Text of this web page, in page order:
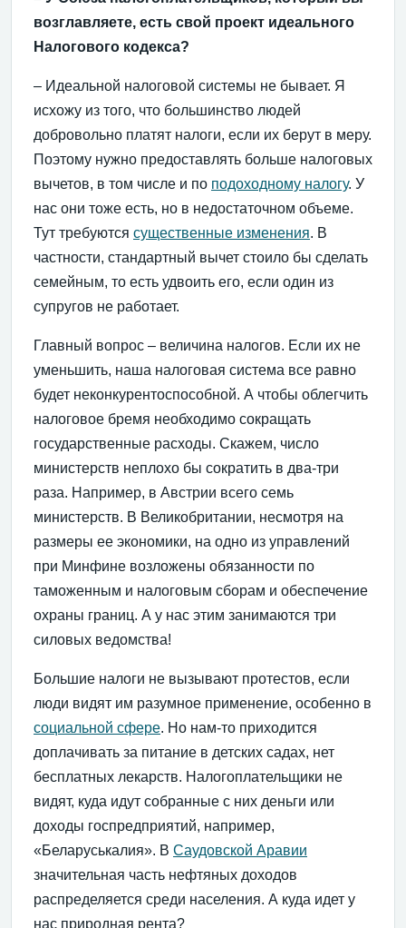
возглавляете, есть свой проект идеального
Налогового кодекса?
– Идеальной налоговой системы не бывает. Я
исхожу из того, что большинство людей
добровольно платят налоги, если их берут в меру.
Поэтому нужно предоставлять больше налоговых
вычетов, в том числе и по подоходному налогу. У
нас они тоже есть, но в недостаточном объеме.
Тут требуются существенные изменения. В
частности, стандартный вычет стоило бы сделать
семейным, то есть удвоить его, если один из
супругов не работает.
Главный вопрос – величина налогов. Если их не
уменьшить, наша налоговая система все равно
будет неконкурентоспособной. А чтобы облегчить
налоговое бремя необходимо сокращать
государственные расходы. Скажем, число
министерств неплохо бы сократить в два-три
раза. Например, в Австрии всего семь
министерств. В Великобритании, несмотря на
размеры ее экономики, на одно из управлений
при Минфине возложены обязанности по
таможенным и налоговым сборам и обеспечение
охраны границ. А у нас этим занимаются три
силовых ведомства!
Большие налоги не вызывают протестов, если
люди видят им разумное применение, особенно в
социальной сфере. Но нам-то приходится
доплачивать за питание в детских садах, нет
бесплатных лекарств. Налогоплательщики не
видят, куда идут собранные с них деньги или
доходы госпредприятий, например,
«Беларуськалия». В Саудовской Аравии
значительная часть нефтяных доходов
распределяется среди населения. А куда идет у
нас природная рента?